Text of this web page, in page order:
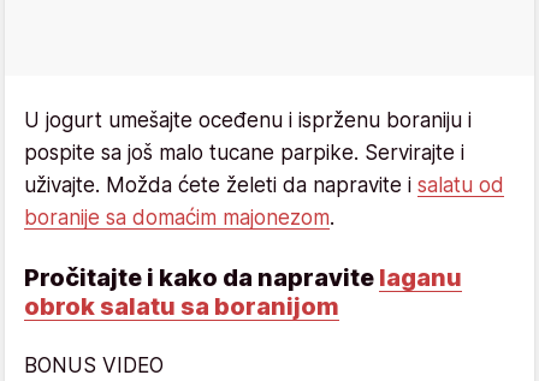
U jogurt umešajte oceđenu i isprženu boraniju i
pospite sa još malo tucane parpike. Servirajte i
uživajte. Možda ćete želeti da napravite i salatu od
boranije sa domaćim majonezom.
Pročitajte i kako da napravite laganu
obrok salatu sa boranijom
BONUS VIDEO